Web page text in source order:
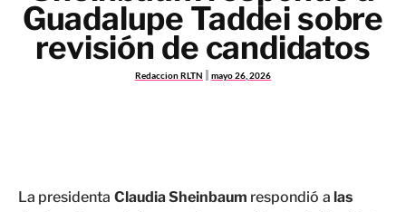
Guadalupe Taddei sobre
revisión de candidatos
Redaccion RLTN mayo 26, 2026
La presidenta Claudia Sheinbaum respondió a las